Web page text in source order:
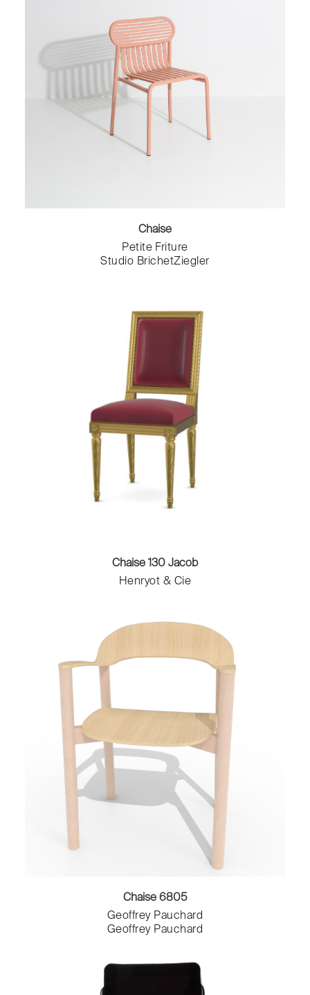
Chaise
Petite Friture
Studio BrichetZiegler
Chaise 130 Jacob
Henryot & Cie
Chaise 6805
Geoffrey Pauchard
Geoffrey Pauchard